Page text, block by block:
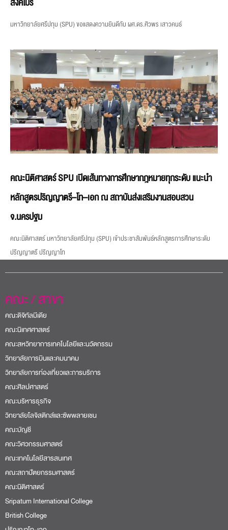
มหาวิทยาลัยศรีปทุม (SPU) ขอแสดงความยินดีกับ ผศ.ดร.ศิวพร เสาวคนธ์
คณะนิติศาสตร์ SPU เปิดเส้นทางการศึกษากฎหมายทุกระดับ แนะนำ
หลักสูตรปริญญาตรี–โท–เอก ณ สถาบันส่งเสริมงานสอบสวน
จ.นครปฐม
คณะนิติศาสตร์ มหาวิทยาลัยศรีปทุม (SPU) เข้าประชาสัมพันธ์หลักสูตรการศึกษาระดับ
ปริญญาตรี ปริญญาโท
คณะ / สาขา
คณะดิจิทัลมีเดีย
คณะนิเทศศาสตร์
คณะสหวิทยาการเทคโนโลยีและนวัตกรรม
วิทยาลัยการบินและคมนาคม
วิทยาลัยการท่องเที่ยวและการบริการ
คณะศิลปศาสตร์
คณะบริหารธุรกิจ
วิทยาลัยโลจิสติกส์และซัพพลายเชน
คณะบัญชี
คณะวิศวกรรมศาสตร์
คณะเทคโนโลยีสารสนเทศ
คณะสถาปัตยกรรมศาสตร์
คณะนิติศาสตร์
Sripatum International College
British College